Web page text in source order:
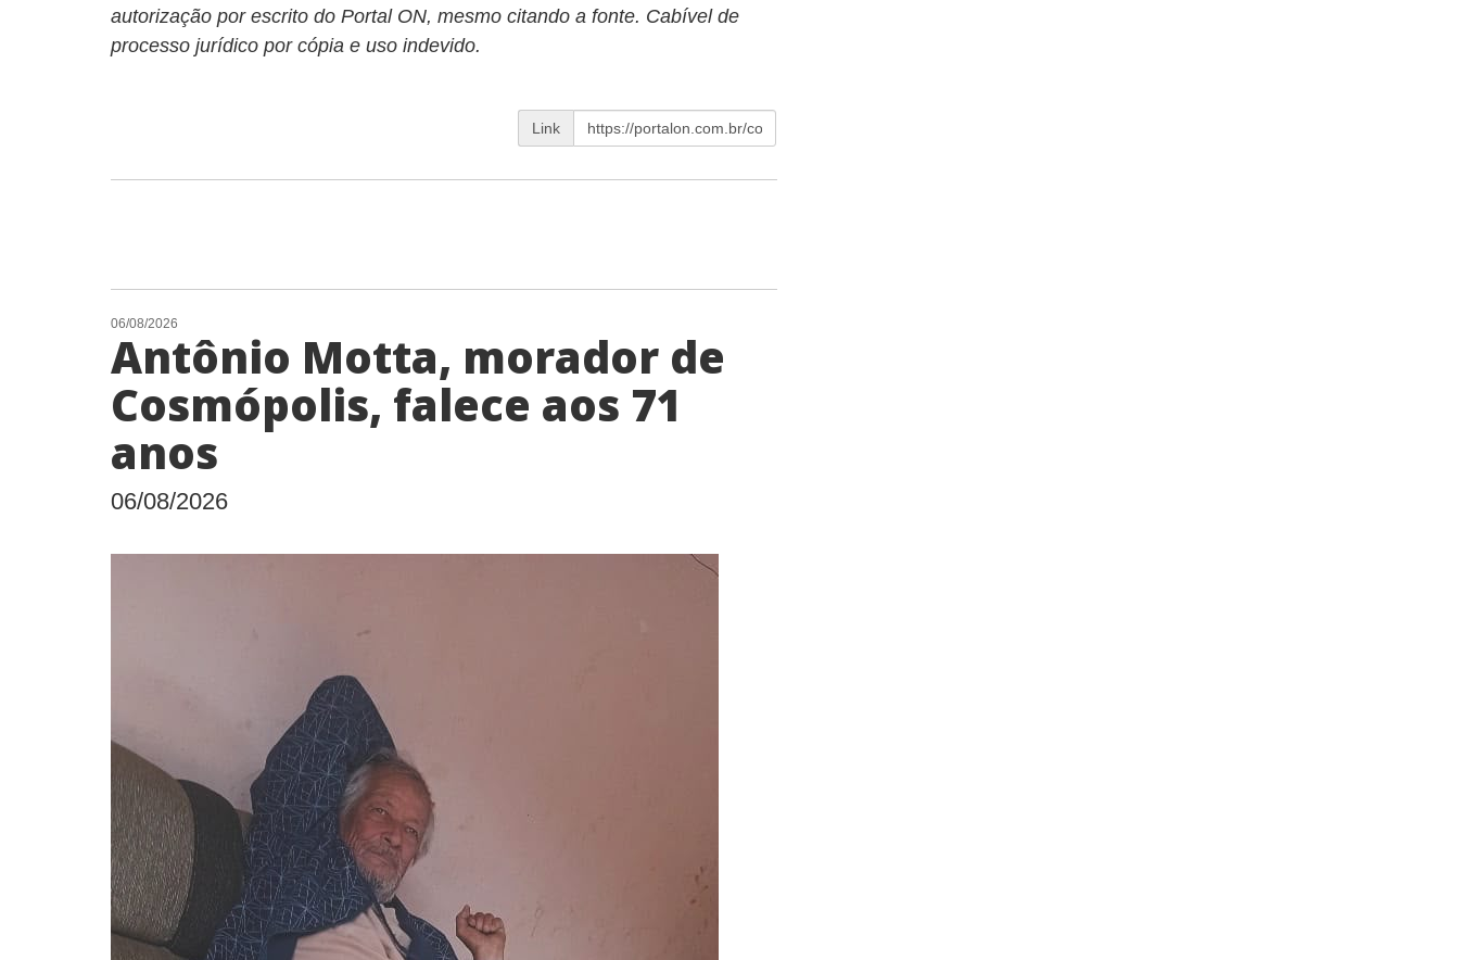
autorização por escrito do Portal ON, mesmo citando a fonte. Cabível de
processo jurídico por cópia e uso indevido.
Link
06/08/2026
Antônio Motta, morador de
Cosmópolis, falece aos 71
anos
06/08/2026